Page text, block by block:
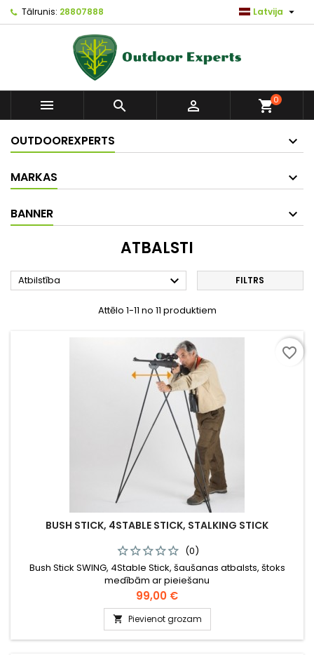
Tālrunis: 28807888 Latvija 
   shopping_cart0
OUTDOOREXPERTS
MARKAS
BANNER
ATBALSTI
Atbilstība  FILTRS
Attēlo 1-11 no 11 produktiem
BUSH STICK, 4STABLE STICK, STALKING STICK
(0)
Bush Stick SWING, 4Stable Stick, šaušanas atbalsts, štoks
medībām ar pieiešanu
Cena
99,00 €
 Pievienot grozam
favorite_border